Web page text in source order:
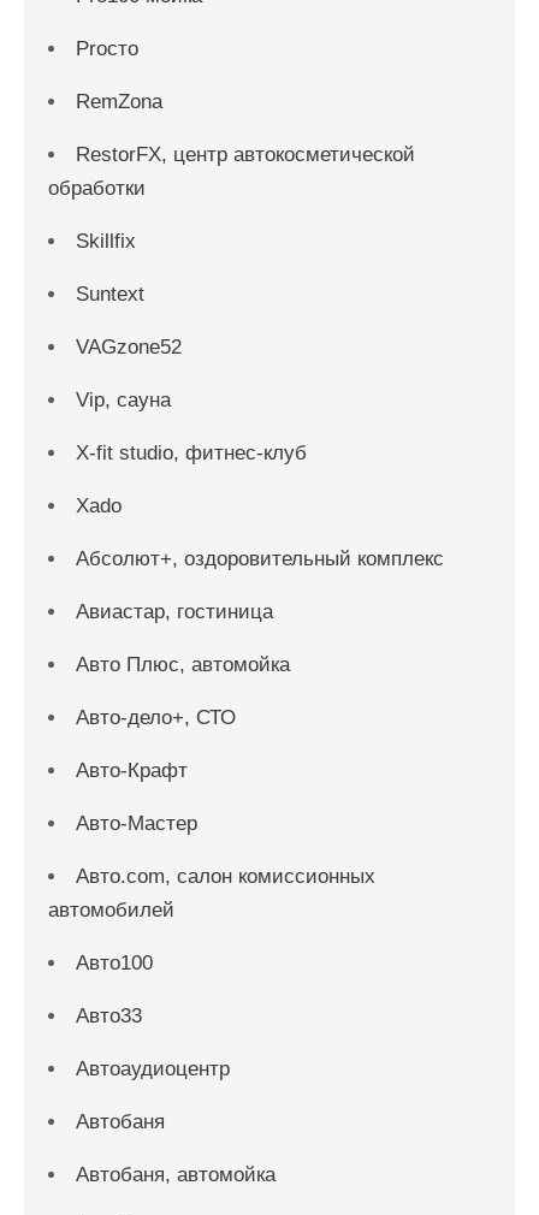
Proсто
RemZona
RestorFX, центр автокосметической
обработки
Skillfix
Suntext
VAGzone52
Vip, сауна
X-fit studio, фитнес-клуб
Xado
Абсолют+, оздоровительный комплекс
Авиастар, гостиница
Авто Плюс, автомойка
Авто-дело+, СТО
Авто-Крафт
Авто-Мастер
Авто.com, салон комиссионных
автомобилей
Авто100
Авто33
Автоаудиоцентр
Автобаня
Автобаня, автомойка